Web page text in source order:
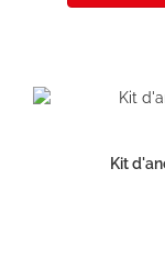
Kit